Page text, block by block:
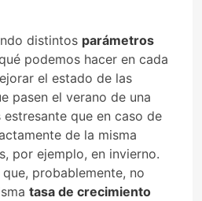
distintos parámetros
podemos hacer en cada
el estado de las
pasen el verano de una
que en caso de
de la misma
por ejemplo, en invierno.
probablemente, no
tasa de crecimiento